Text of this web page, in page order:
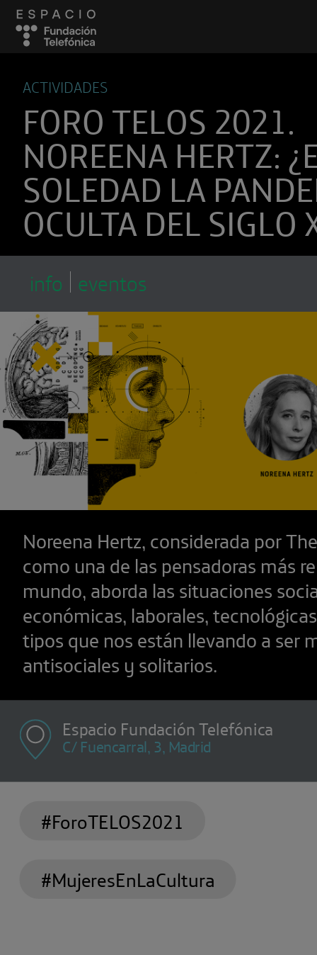
ACTIVIDADES
FORO TELOS 2021.
NOREENA HERTZ:
SOLEDAD LA
OCULTA DEL SIGLO
info eventos
Noreena Hertz, considerada por
como una de las pensadoras más
mundo, aborda las situaciones
económicas, laborales,
tipos que nos están llevando a ser
antisociales y solitarios.
Espacio Fundación Telefónica
C/ Fuencarral, 3, Madrid
#ForoTELOS2021
#MujeresEnLaCultura
Utiliza cualquiera de tus clietes
recibir los nuevos episodios al